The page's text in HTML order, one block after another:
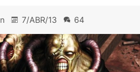
7/ABR/13 64